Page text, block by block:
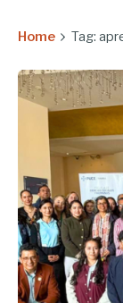
Home Tag: